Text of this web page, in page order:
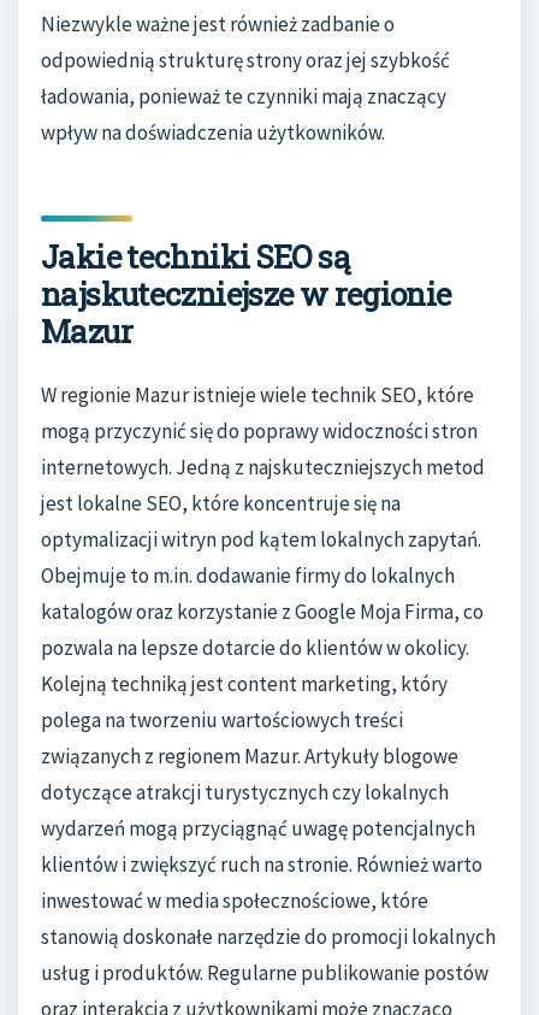
Niezwykle ważne jest również zadbanie o
odpowiednią strukturę strony oraz jej szybkość
ładowania, ponieważ te czynniki mają znaczący
wpływ na doświadczenia użytkowników.
Jakie techniki SEO są
najskuteczniejsze w regionie
Mazur
W regionie Mazur istnieje wiele technik SEO, które
mogą przyczynić się do poprawy widoczności stron
internetowych. Jedną z najskuteczniejszych metod
jest lokalne SEO, które koncentruje się na
optymalizacji witryn pod kątem lokalnych zapytań.
Obejmuje to m.in. dodawanie firmy do lokalnych
katalogów oraz korzystanie z Google Moja Firma, co
pozwala na lepsze dotarcie do klientów w okolicy.
Kolejną techniką jest content marketing, który
polega na tworzeniu wartościowych treści
związanych z regionem Mazur. Artykuły blogowe
dotyczące atrakcji turystycznych czy lokalnych
wydarzeń mogą przyciągnąć uwagę potencjalnych
klientów i zwiększyć ruch na stronie. Również warto
inwestować w media społecznościowe, które
stanowią doskonałe narzędzie do promocji lokalnych
usług i produktów. Regularne publikowanie postów
oraz interakcja z użytkownikami może znacząco